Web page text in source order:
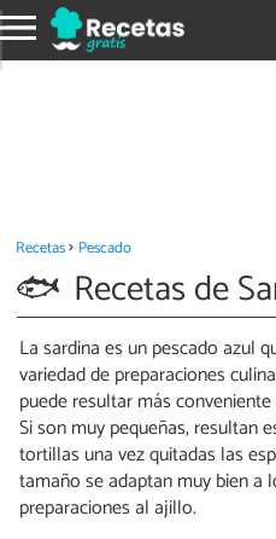
Recetas Pescado
Recetas de
La sardina es un pescado azul
variedad de preparaciones
puede resultar más
Si son muy pequeñas, resultan
tortillas una vez quitadas las
tamaño se adaptan muy bien a
preparaciones al ajillo.